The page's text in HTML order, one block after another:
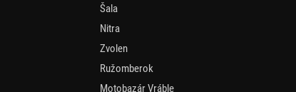
Šala
Nitra
Zvolen
Ružomberok
Motobazár Vráble